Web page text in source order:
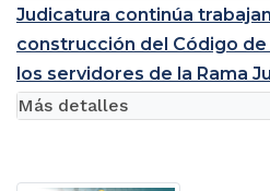
Judicatura continúa
construcción del Código
los servidores de la Rama
Más detalles